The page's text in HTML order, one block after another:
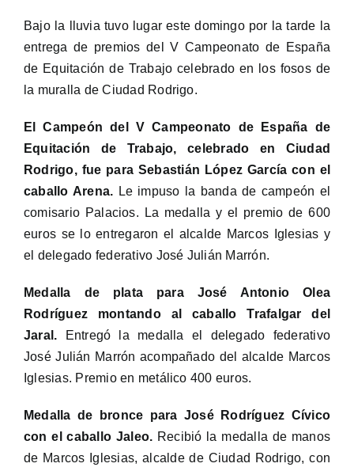
Bajo la lluvia tuvo lugar este domingo por la tarde la
entrega de premios del V Campeonato de España
de Equitación de Trabajo celebrado en los fosos de
la muralla de Ciudad Rodrigo.
El Campeón del V Campeonato de España de
Equitación de Trabajo, celebrado en Ciudad
Rodrigo, fue para Sebastián López García con el
caballo Arena. Le impuso la banda de campeón el
comisario Palacios. La medalla y el premio de 600
euros se lo entregaron el alcalde Marcos Iglesias y
el delegado federativo José Julián Marrón.
Medalla de plata para José Antonio Olea
Rodríguez montando al caballo Trafalgar del
Jaral. Entregó la medalla el delegado federativo
José Julián Marrón acompañado del alcalde Marcos
Iglesias. Premio en metálico 400 euros.
Medalla de bronce para José Rodríguez Cívico
con el caballo Jaleo. Recibió la medalla de manos
de Marcos Iglesias, alcalde de Ciudad Rodrigo, con